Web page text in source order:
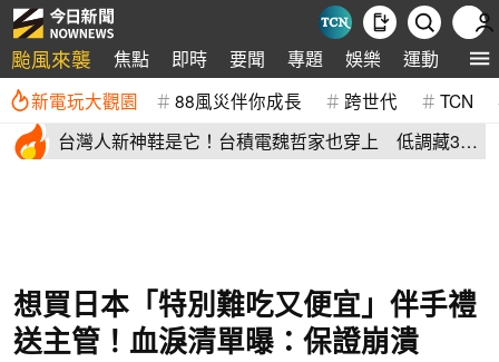
颱風來襲 焦點 即時 要聞 專題 娛樂 運動 全球
新電玩大觀園 88風災伴你成長 跨世代 TCN
台灣人新神鞋是它！台積電魏哲家也穿上 低調藏38
想買日本「特別難吃又便宜」伴手禮
送主管！血淚清單曝：保證崩潰